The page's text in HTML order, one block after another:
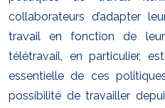
collaborateurs d’adapter
travail en fonction de
télétravail, en particulier,
essentielle de ces
possibilité de travailler